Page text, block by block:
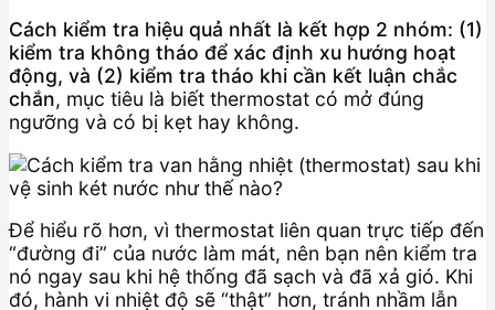
Cách kiểm tra hiệu quả nhất là kết hợp 2 nhóm: (1)
kiểm tra không tháo để xác định xu hướng hoạt
động, và (2) kiểm tra tháo khi cần kết luận chắc
chắn, mục tiêu là biết thermostat có mở đúng
ngưỡng và có bị kẹt hay không.
Để hiểu rõ hơn, vì thermostat liên quan trực tiếp đến
“đường đi” của nước làm mát, nên bạn nên kiểm tra
nó ngay sau khi hệ thống đã sạch và đã xả gió. Khi
đó, hành vi nhiệt độ sẽ “thật” hơn, tránh nhầm lẫn